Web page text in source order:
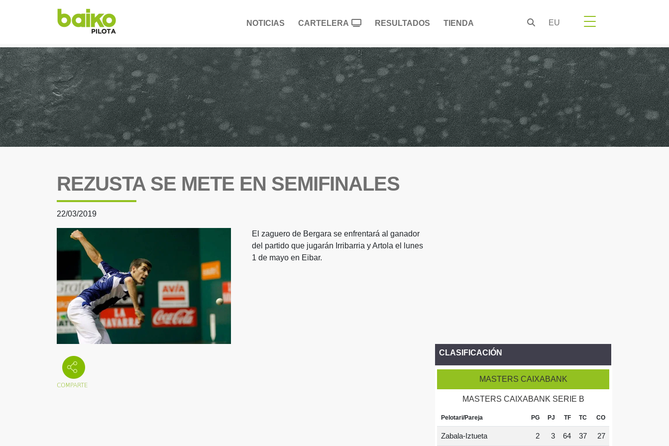
NOTICIAS CARTELERA RESULTADOS TIENDA EU
REZUSTA SE METE EN SEMIFINALES
22/03/2019
El zaguero de Bergara se enfrentará al ganador
del partido que jugarán Irribarria y Artola el lunes
1 de mayo en Eibar.
CLASIFICACIÓN
MASTERS CAIXABANK
MASTERS CAIXABANK SERIE B
Pelotari/Pareja PG PJ TF TC CO
Zabala-Iztueta 2 3 64 37 27